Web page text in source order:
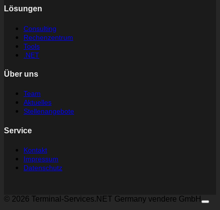
Lösungen
Consulting
Rechenzentrum
Tools
.NET
Über uns
Team
Aktuelles
Stellenangebote
Service
Kontakt
Impressum
Datenschutz
© 2026 Terminal-Services.NET Germany vendere GmbH